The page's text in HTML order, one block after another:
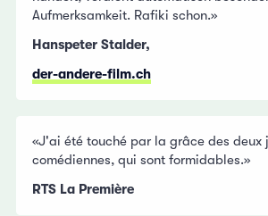
Aufmerksamkeit. Rafiki schon.»
Hanspeter Stalder,
der-andere-film.ch
«J'ai été touché par la grâce des deux
comédiennes, qui sont formidables.»
RTS La Première